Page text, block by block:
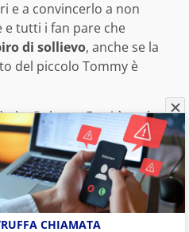
e a convincerlo a non
e tutti i fan pare che
di sollievo, anche se la
del piccolo Tommy è
che Roberto Ferri è molto
vuole assolutamente
sarà quindi un’azione
in molti, è solo il
più grave che
CHIAMATA